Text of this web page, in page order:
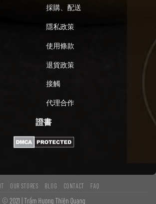
採購、配送
隱私政策
使用條款
退貨政策
接觸
代理合作
證書
OUR STORES BLOG CONTACT FAQ
© 2021 | Trầm Hương Thiên Quang